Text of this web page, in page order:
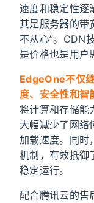
速度和稳定性逐
其是服务器的带
不从心”。CDN
是价格也是用户
EdgeOne不仅
度、安全性和智
将计算和存储能
大幅减少了网络
加载速度。同时
机制，有效抵御
稳定运行。
配合腾讯云的售